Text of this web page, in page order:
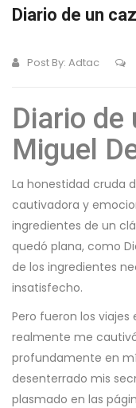
Diario de un
Post By: Adtac
Diario de
Miguel
La honestidad cruda
cautivadora y
ingredientes de un
quedó plana, como
de los ingredientes
insatisfecho.
Pero fueron los
realmente me
profundamente en
desenterrado mis
plasmado en las